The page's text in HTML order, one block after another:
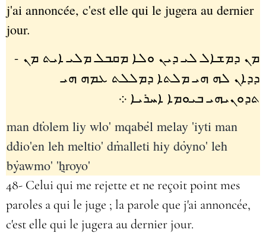
j'ai annoncée, c'est elle qui le jugera au dernier
jour.
- ܡܢ ܕܡܫܐܠ ܠܝ ܕܝܢ ܘܠܐ ܡܩܒܠ ܡܠܝ ܐܝܬ ܡܢ
ܕܕܐܢ ܠܗ ܗܝ ܡܠܬܐ ܕܡܠܠܬ ܥܡܗ ܗܝ
ܬܕܘܢܝܗܝ ܒܝܘܡܐ ܐܚܪܝܐ ܀
man d݁tolem liy wlo' mqab݁el melay 'iyti man
d݁dio'en leh meltio' d݁malleti hiy d݁oyno' leh
b݁yawmo' '݈hroyo'
48- Celui qui me rejette et ne reçoit point mes
paroles a qui le juge ; la parole que j'ai annoncée,
c'est elle qui le jugera au dernier jour.